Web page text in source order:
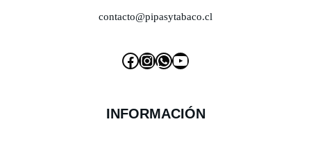
contacto@pipasytabaco.cl
INFORMACIÓN